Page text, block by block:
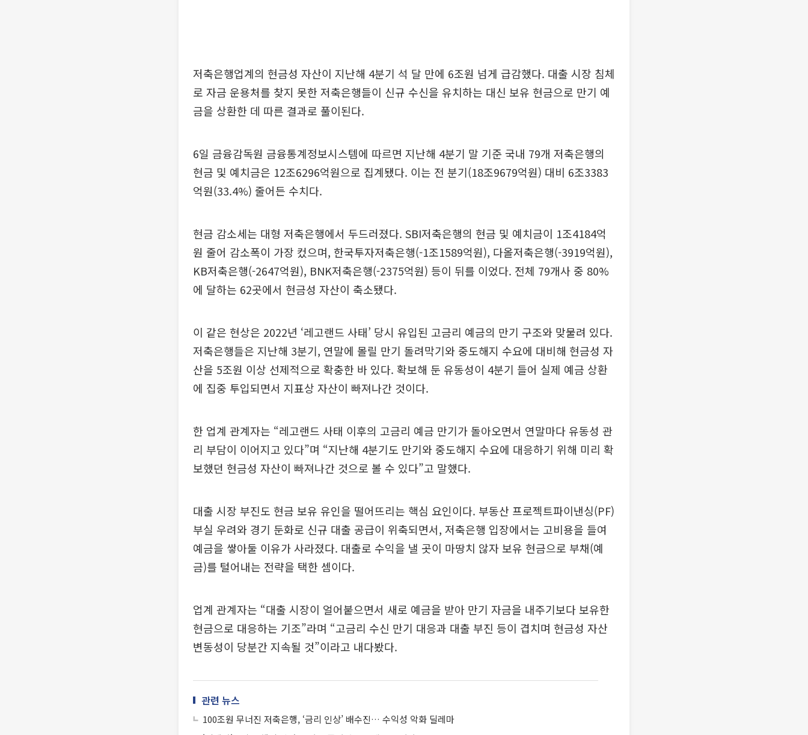
저축은행업계의 현금성 자산이 지난해 4분기 석 달 만에 6조원 넘게 급감했다. 대출 시장 침체
로 자금 운용처를 찾지 못한 저축은행들이 신규 수신을 유치하는 대신 보유 현금으로 만기 예
금을 상환한 데 따른 결과로 풀이된다.
6일 금융감독원 금융통계정보시스템에 따르면 지난해 4분기 말 기준 국내 79개 저축은행의
현금 및 예치금은 12조6296억원으로 집계됐다. 이는 전 분기(18조9679억원) 대비 6조3383
억원(33.4%) 줄어든 수치다.
현금 감소세는 대형 저축은행에서 두드러졌다. SBI저축은행의 현금 및 예치금이 1조4184억
원 줄어 감소폭이 가장 컸으며, 한국투자저축은행(-1조1589억원), 다올저축은행(-3919억원),
KB저축은행(-2647억원), BNK저축은행(-2375억원) 등이 뒤를 이었다. 전체 79개사 중 80%
에 달하는 62곳에서 현금성 자산이 축소됐다.
이 같은 현상은 2022년 ‘레고랜드 사태’ 당시 유입된 고금리 예금의 만기 구조와 맞물려 있다.
저축은행들은 지난해 3분기, 연말에 몰릴 만기 돌려막기와 중도해지 수요에 대비해 현금성 자
산을 5조원 이상 선제적으로 확충한 바 있다. 확보해 둔 유동성이 4분기 들어 실제 예금 상환
에 집중 투입되면서 지표상 자산이 빠져나간 것이다.
한 업계 관계자는 “레고랜드 사태 이후의 고금리 예금 만기가 돌아오면서 연말마다 유동성 관
리 부담이 이어지고 있다”며 “지난해 4분기도 만기와 중도해지 수요에 대응하기 위해 미리 확
보했던 현금성 자산이 빠져나간 것으로 볼 수 있다”고 말했다.
대출 시장 부진도 현금 보유 유인을 떨어뜨리는 핵심 요인이다. 부동산 프로젝트파이낸싱(PF)
부실 우려와 경기 둔화로 신규 대출 공급이 위축되면서, 저축은행 입장에서는 고비용을 들여
예금을 쌓아둘 이유가 사라졌다. 대출로 수익을 낼 곳이 마땅치 않자 보유 현금으로 부채(예
금)를 털어내는 전략을 택한 셈이다.
업계 관계자는 “대출 시장이 얼어붙으면서 새로 예금을 받아 만기 자금을 내주기보다 보유한
현금으로 대응하는 기조”라며 “고금리 수신 만기 대응과 대출 부진 등이 겹치며 현금성 자산
변동성이 당분간 지속될 것”이라고 내다봤다.
관련 뉴스
100조원 무너진 저축은행, ‘금리 인상’ 배수진… 수익성 악화 딜레마